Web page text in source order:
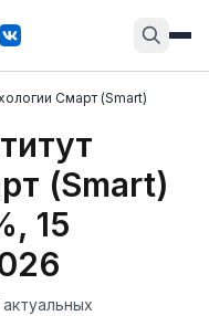
Смарт (Smart)
(Smart)
15